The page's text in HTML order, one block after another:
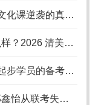
美术艺考文化课重要吗？3个靠文化课逆袭的真实案例
西安丹青易考美术艺考实力怎么样？2026 清美八大美院录取数据硬核佐证 18 年办学实力
美术艺考7月开始来得及吗？晚起步学员的备考策略
联考没考好校考还有机会吗？郭鑫怡从联考失利到国美录取的逆袭之路